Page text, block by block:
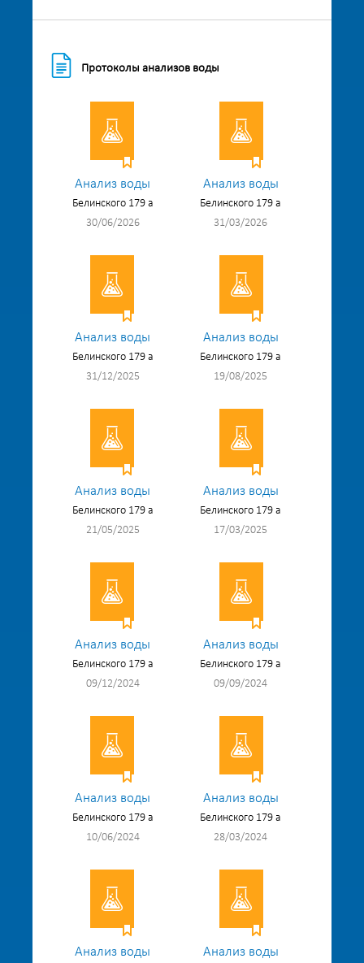
Протоколы анализов воды
Анализ воды
Белинского 179 а
30/06/2026
Анализ воды
Белинского 179 а
31/03/2026
Анализ воды
Белинского 179 а
31/12/2025
Анализ воды
Белинского 179 а
19/08/2025
Анализ воды
Белинского 179 а
21/05/2025
Анализ воды
Белинского 179 а
17/03/2025
Анализ воды
Белинского 179 а
09/12/2024
Анализ воды
Белинского 179 а
09/09/2024
Анализ воды
Белинского 179 а
10/06/2024
Анализ воды
Белинского 179 а
28/03/2024
Анализ воды Анализ воды